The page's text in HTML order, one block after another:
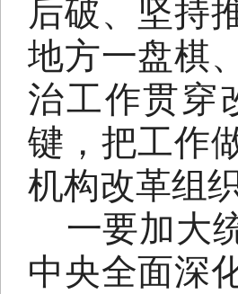
后破、坚持
地方一盘棋
治工作贯穿
键，把工作
机构改革组
一要加大
中央全面深